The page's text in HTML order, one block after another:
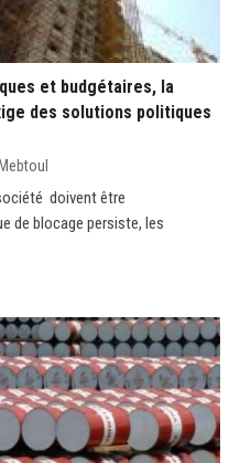
et budgétaires, la
des solutions politiques
doivent être
de blocage persiste, les